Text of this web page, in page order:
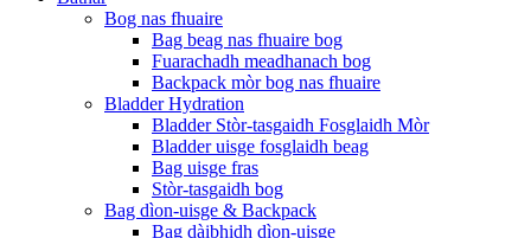
Bog nas fhuaire
Bag beag nas fhuaire bog
Fuarachadh meadhanach bog
Backpack mòr bog nas fhuaire
Bladder Hydration
Bladder Stòr-tasgaidh Fosglaidh Mòr
Bladder uisge fosglaidh beag
Bag uisge fras
Stòr-tasgaidh bog
Bag dìon-uisge & Backpack
Bag dàibhidh dìon-uisge